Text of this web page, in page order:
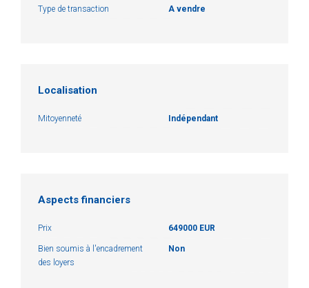
Type de transaction A vendre
Localisation
Mitoyenneté Indépendant
Aspects financiers
Prix 649000 EUR
Bien soumis à l'encadrement
des loyers
Non